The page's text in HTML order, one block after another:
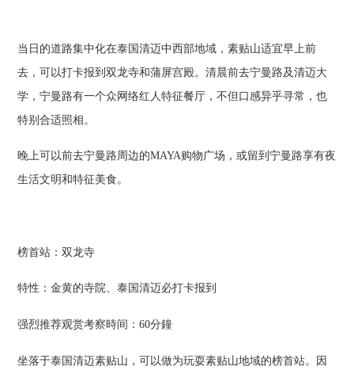
当日的道路集中化在泰国清迈中西部地域，素贴山适宜早上前
去，可以打卡报到双龙寺和蒲屏宫殿。清晨前去宁曼路及清迈大
学，宁曼路有一个众网络红人特征餐厅，不但口感异乎寻常，也
特别合适照相。
晚上可以前去宁曼路周边的MAYA购物广场，或留到宁曼路享有夜
生活文明和特征美食。
榜首站：双龙寺
特性：金黄的寺院、泰国清迈必打卡报到
强烈推荐观赏考察時间：60分鐘
坐落于泰国清迈素贴山，可以做为玩耍素贴山地域的榜首站。因